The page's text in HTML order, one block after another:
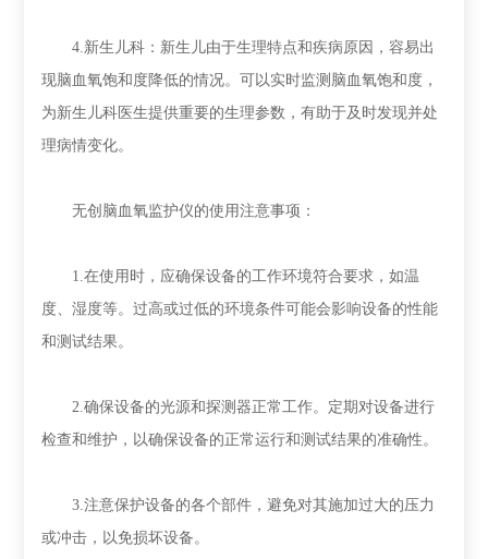
4.新生儿科：新生儿由于生理特点和疾病原因，容易出
现脑血氧饱和度降低的情况。可以实时监测脑血氧饱和度，
为新生儿科医生提供重要的生理参数，有助于及时发现并处
理病情变化。
无创脑血氧监护仪的使用注意事项：
1.在使用时，应确保设备的工作环境符合要求，如温
度、湿度等。过高或过低的环境条件可能会影响设备的性能
和测试结果。
2.确保设备的光源和探测器正常工作。定期对设备进行
检查和维护，以确保设备的正常运行和测试结果的准确性。
3.注意保护设备的各个部件，避免对其施加过大的压力
或冲击，以免损坏设备。